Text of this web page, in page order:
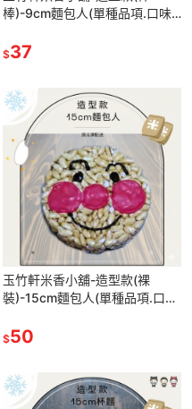
棒)-9cm麵包人(單種品項.口味
$37
玉竹軒米香小舖-造型款(裸
裝)-15cm麵包人(單種品項.口味
$50